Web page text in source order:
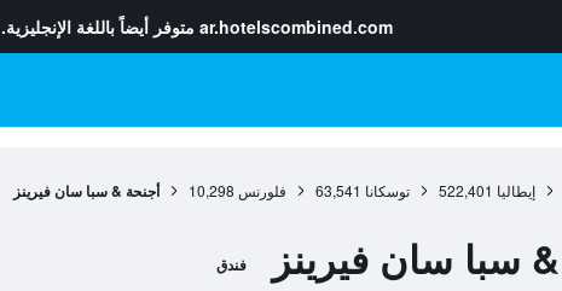
ar.hotelscombined.com متوفر أيضاً باللغة الإنجليزية.
إيطاليا 522,401 توسكانا 63,541 فلورنس 10,298 أجنحة & سبا سان فيرينز
سبا سان فيرينز فندق